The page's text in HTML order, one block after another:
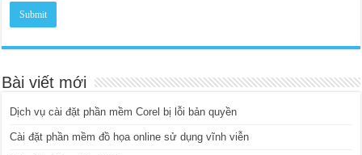
Bài viết mới
Dịch vụ cài đặt phần mềm Corel bị lỗi bản quyền
Cài đặt phần mềm đồ họa online sử dụng vĩnh viễn